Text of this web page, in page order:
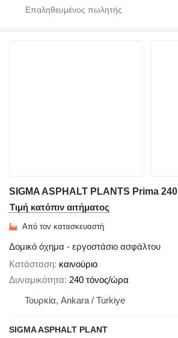
SIGMA ASPHALT PLANTS Prima 240
Τιμή κατόπιν αιτήματος
Από τον κατασκευαστή
Δομικό όχημα - εργοστάσιο ασφάλτου
Κατάσταση καινούριο
Δυναμικότητα 240 τόνος/ώρα
Τουρκία, Ankara / Turkiye
SIGMA ASPHALT PLANT